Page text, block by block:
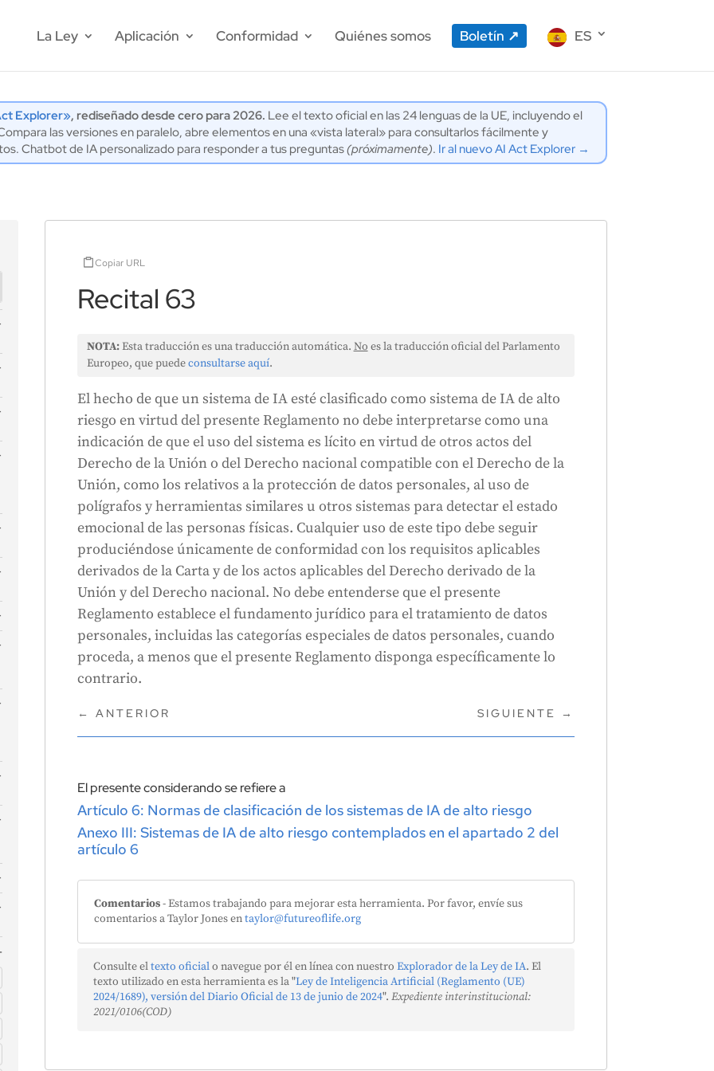
La Ley Aplicación Conformidad Quiénes somos Boletín ES
Explorer», rediseñado desde cero para 2026. Lee el texto oficial en las 24 lenguas de la UE, incluyendo el
las versiones en paralelo, abre elementos en una «vista lateral» para consultarlos fácilmente y
Chatbot de IA personalizado para responder a tus preguntas(próximamente). Ir al nuevo AI Act Explorer →
Copiar URL
Recital 63
NOTA:Esta traducción es una traducción automática. No es la traducción oficial del Parlamento
Europeo, que puedeconsultarse aquí.
El hecho de que un sistema de IA esté clasificado como sistema de IA de alto
riesgo en virtud del presente Reglamento no debe interpretarse como una
indicación de que el uso del sistema es lícito en virtud de otros actos del
Derecho de la Unión o del Derecho nacional compatible con el Derecho de la
Unión, como los relativos a la protección de datos personales, al uso de
polígrafos y herramientas similares u otros sistemas para detectar el estado
emocional de las personas físicas. Cualquier uso de este tipo debe seguir
produciéndose únicamente de conformidad con los requisitos aplicables
derivados de la Carta y de los actos aplicables del Derecho derivado de la
Unión y del Derecho nacional. No debe entenderse que el presente
Reglamento establece el fundamento jurídico para el tratamiento de datos
personales, incluidas las categorías especiales de datos personales, cuando
proceda, a menos que el presente Reglamento disponga específicamente lo
contrario.
← ANTERIOR SIGUIENTE →
El presente considerando se refiere a
Artículo 6: Normas de clasificación de los sistemas de IA de alto riesgo
Anexo III: Sistemas de IA de alto riesgo contemplados en el apartado 2 del
artículo 6
Comentarios- Estamos trabajando para mejorar esta herramienta. Por favor, envíe sus
comentarios a Taylor Jones entaylor@futureoflife.org
Consulte eltexto oficialo navegue por él en línea con nuestro Explorador de la Ley de IA. El
texto utilizado en esta herramienta es la "Ley de Inteligencia Artificial (Reglamento (UE)
2024/1689), versión del Diario Oficial de 13 de junio de 2024". Expediente interinstitucional:
2021/0106(COD)